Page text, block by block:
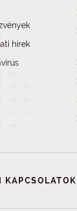
hírek
KAPCSOLATOK